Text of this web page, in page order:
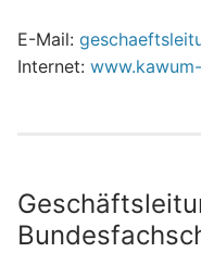
E-Mail:
Internet: